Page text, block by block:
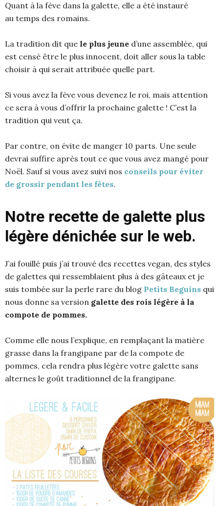
Quant à la fève dans la galette, elle a été instauré
au temps des romains.
La tradition dit que le plus jeune d’une assemblée, qui
est censé être le plus innocent, doit aller sous la table
choisir à qui serait attribuée quelle part.
Si vous avez la fève vous devenez le roi, mais attention
ce sera à vous d’offrir la prochaine galette ! C’est la
tradition qui veut ça.
Par contre, on évite de manger 10 parts. Une seule
devrai suffire après tout ce que vous avez mangé pour
Noël. Sauf si vous avez suivi nos conseils pour éviter
de grossir pendant les fêtes.
Notre recette de galette plus
légère dénichée sur le web.
J’ai fouillé puis j’ai trouvé des recettes vegan, des styles
de galettes qui ressemblaient plus à des gâteaux et je
suis tombée sur la perle rare du blog Petits Beguins qui
nous donne sa version galette des rois légère à la
compote de pommes.
Comme elle nous l’explique, en remplaçant la matière
grasse dans la frangipane par de la compote de
pommes, cela rendra plus légère votre galette sans
alternes le goût traditionnel de la frangipane.